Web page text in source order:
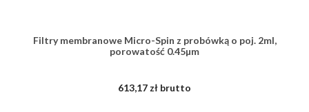
Filtry membranowe Micro-Spin z probówką o poj. 2ml,
porowatość 0.45µm
613,17 zł brutto